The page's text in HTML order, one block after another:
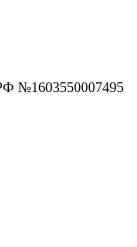
№1603550007495